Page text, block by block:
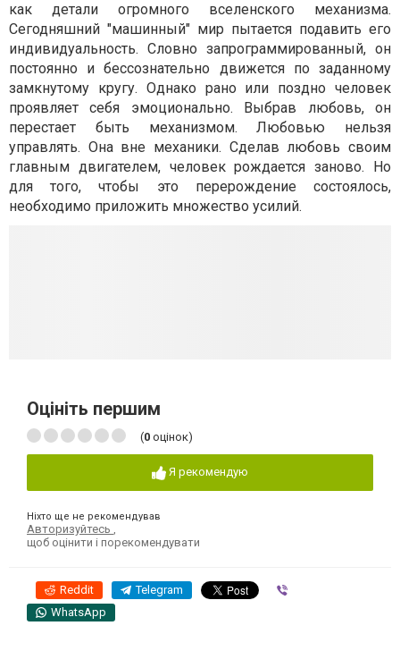
как детали огромного вселенского механизма.
Сегодняшний "машинный" мир пытается подавить его
индивидуальность. Словно запрограммированный, он
постоянно и бессознательно движется по заданному
замкнутому кругу. Однако рано или поздно человек
проявляет себя эмоционально. Выбрав любовь, он
перестает быть механизмом. Любовью нельзя
управлять. Она вне механики. Сделав любовь своим
главным двигателем, человек рождается заново. Но
для того, чтобы это перерождение состоялось,
необходимо приложить множество усилий.
Оцініть першим
(0 оцінок)
Я рекомендую
Ніхто ще не рекомендував
Авторизуйтесь
щоб оцінити і порекомендувати
Reddit Telegram
WhatsApp